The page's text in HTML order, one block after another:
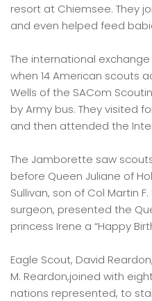
resort at Chiemsee. They
and even helped feed
The international
when 14 American scouts
Wells of the SACom
by Army bus. They visited
and then attended the
The Jamborette saw
before Queen Juliane of
Sullivan, son of Col Martin
surgeon, presented the
princess Irene a “Happy
Eagle Scout, David
M. Reardon,joined with
nations represented, to